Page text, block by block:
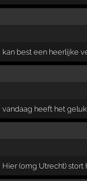
kan best een heerlijke
vandaag heeft het
Hier (omg Utrecht) stort